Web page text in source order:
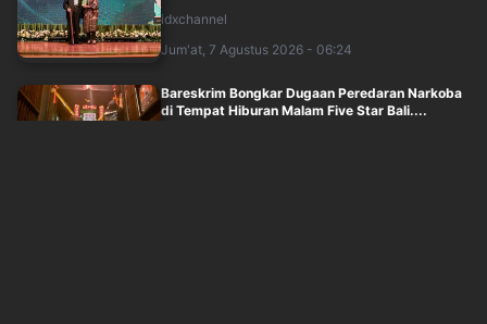
idxchannel
Jum'at, 7 Agustus 2026 - 06:24
Bareskrim Bongkar Dugaan Peredaran Narkoba
di Tempat Hiburan Malam Five Star Bali....